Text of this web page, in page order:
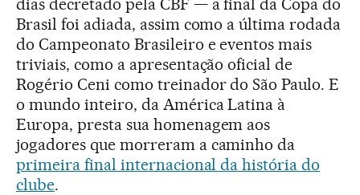
dias decretado pela CBF — a final da Copa do
Brasil foi adiada, assim como a última rodada
do Campeonato Brasileiro e eventos mais
triviais, como a apresentação oficial de
Rogério Ceni como treinador do São Paulo. E
o mundo inteiro, da América Latina à
Europa, presta sua homenagem aos
jogadores que morreram a caminho da
primeira final internacional da história do
clube.